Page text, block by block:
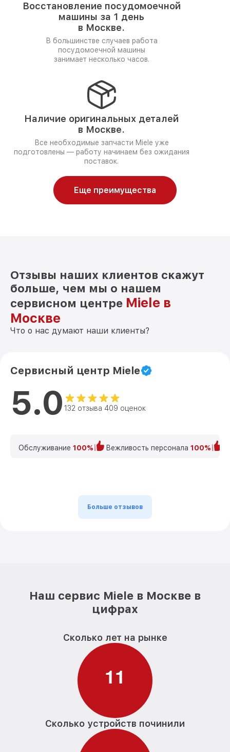
Восстановление посудомоечной
машины за 1 день
в Москве.
В большинстве случаев работа
посудомоечной машины
занимает несколько часов.
Наличие оригинальных деталей
в Москве.
Все необходимые запчасти Miele уже
подготовлены — работу начинаем без ожидания
поставок.
Еще преимущества
Отзывы наших клиентов скажут
больше, чем мы о нашем
сервисном центре Miele в
Москве
Что о нас думают наши клиенты?
Сервисный центр Miele
5.0 132 отзыва 409 оценок
Обслуживание 100% Вежливость персонала 100%
Больше отзывов
Наш сервис Miele в Москве в
цифрах
Сколько лет на рынке
11
Сколько устройств починили